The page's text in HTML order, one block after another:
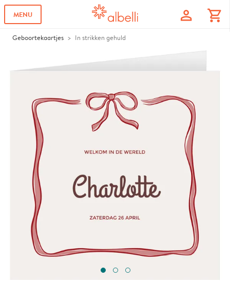
MENU profile shopping_cart
Geboortekaartjes In strikken gehuld